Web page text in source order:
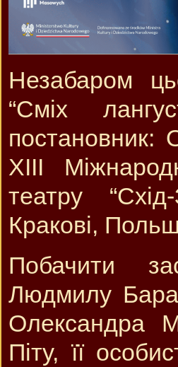
Незабаром
“Сміх
постановник:
ХІІІ
театру
Кракові,
Побачити
Людмилу
Олександра
Піту, її